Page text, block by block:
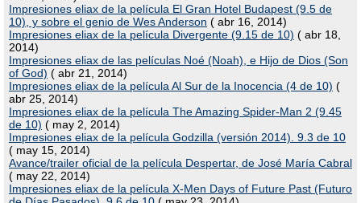
Impresiones eliax de la película El Gran Hotel Budapest (9.5 de
10), y sobre el genio de Wes Anderson ( abr 16, 2014)
Impresiones eliax de la película Divergente (9.15 de 10) ( abr 18,
2014)
Impresiones eliax de las películas Noé (Noah), e Hijo de Dios (Son
of God) ( abr 21, 2014)
Impresiones eliax de la película Al Sur de la Inocencia (4 de 10) (
abr 25, 2014)
Impresiones eliax de la película The Amazing Spider-Man 2 (9.45
de 10) ( may 2, 2014)
Impresiones eliax de la película Godzilla (versión 2014). 9.3 de 10
( may 15, 2014)
Avance/trailer oficial de la película Despertar, de José María Cabral
( may 22, 2014)
Impresiones eliax de la película X-Men Days of Future Past (Futuro